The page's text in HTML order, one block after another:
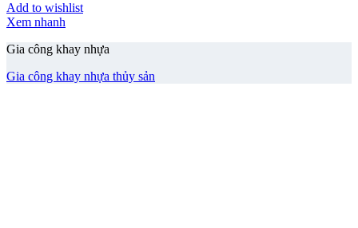
Add to wishlist
Xem nhanh
Gia công khay nhựa
Gia công khay nhựa thủy sản